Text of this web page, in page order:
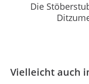
Die
Vielleicht auch